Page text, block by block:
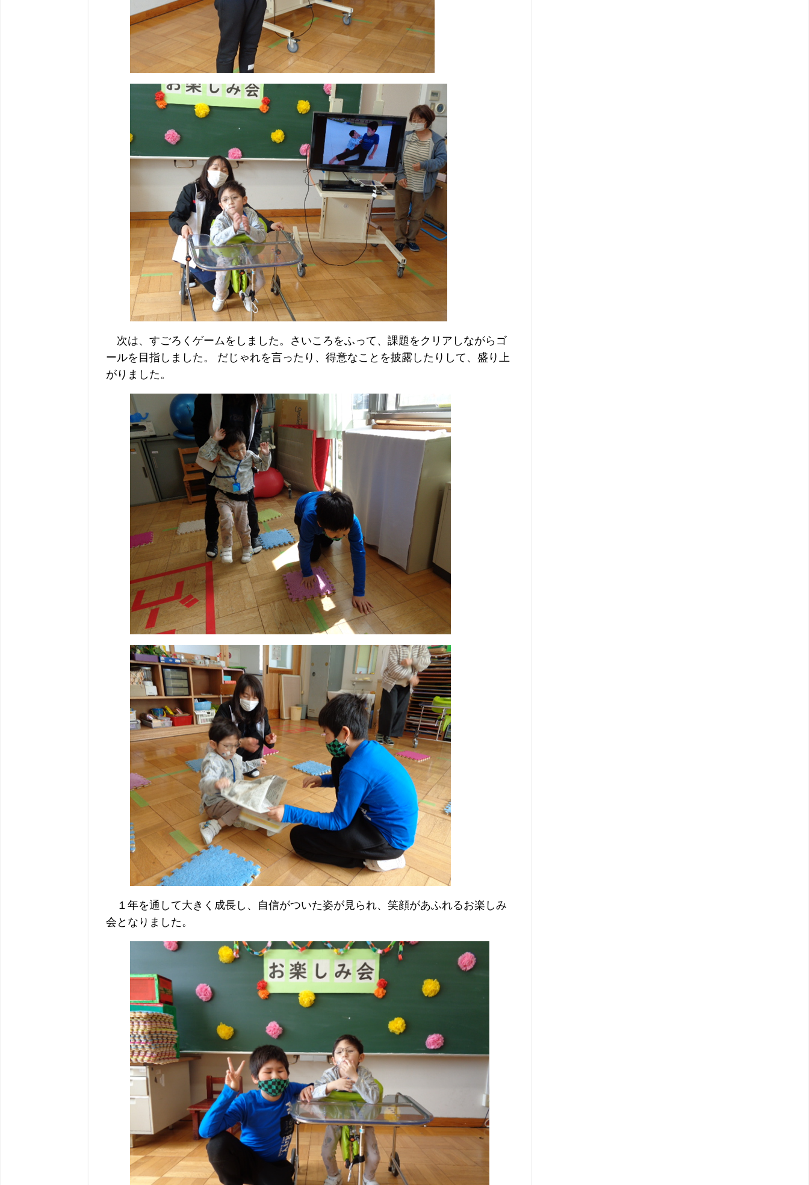
次は、すごろくゲームをしました。さいころをふって、課題をクリアしながらゴ
ールを目指しました。 だじゃれを言ったり、得意なことを披露したりして、盛り上
がりました。
１年を通して大きく成長し、自信がついた姿が見られ、笑顔があふれるお楽しみ
会となりました。